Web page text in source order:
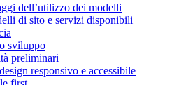
dell’utilizzo dei modelli
di sito e servizi disponibili
sviluppo
preliminari
responsivo e accessibile